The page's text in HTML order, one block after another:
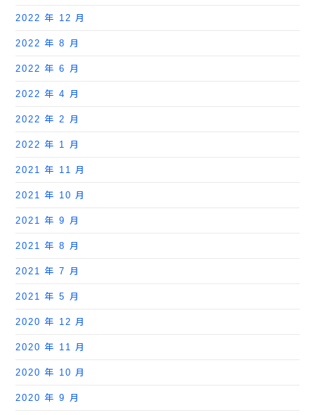
2022 年 12 月
2022 年 8 月
2022 年 6 月
2022 年 4 月
2022 年 2 月
2022 年 1 月
2021 年 11 月
2021 年 10 月
2021 年 9 月
2021 年 8 月
2021 年 7 月
2021 年 5 月
2020 年 12 月
2020 年 11 月
2020 年 10 月
2020 年 9 月